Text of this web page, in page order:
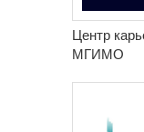
Центр
МГИМО